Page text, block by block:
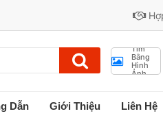
Tìm
Bằng
Hình
Ảnh
Dẫn Giới Thiệu Liên Hệ